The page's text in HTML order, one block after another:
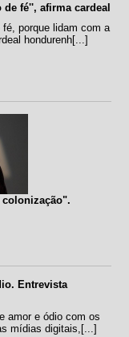
fé'', afirma cardeal
porque lidam com a
hondurenh[...]
Entrevista
amor e ódio com os
mídias digitais,[...]